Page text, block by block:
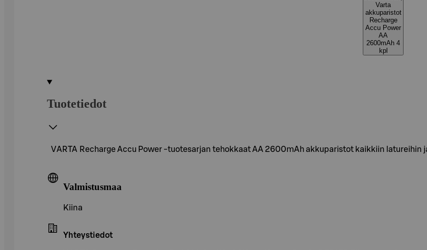
Varta
akkuparistot
Recharge
Accu Power
AA
2600mAh 4
kpl
Tuotetiedot
VARTA Recharge Accu Power -tuotesarjan tehokkaat AA 2600mAh akkuparistot kaikkiin
Valmistusmaa
Kiina
Yhteystiedot